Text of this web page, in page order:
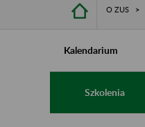
O ZUS
Kalendarium
Szkolenia